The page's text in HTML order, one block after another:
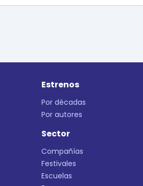
Estrenos
Por décadas
Por autores
Sector
Compañías
Festivales
Escuelas